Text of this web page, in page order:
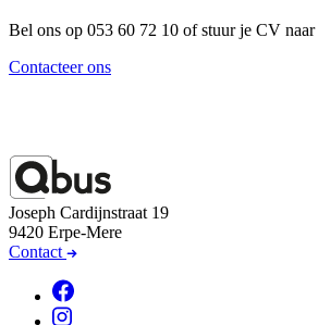
Bel ons op 053 60 72 10 of stuur je CV naar
Contacteer ons
Joseph Cardijnstraat 19
9420 Erpe-Mere
Contact